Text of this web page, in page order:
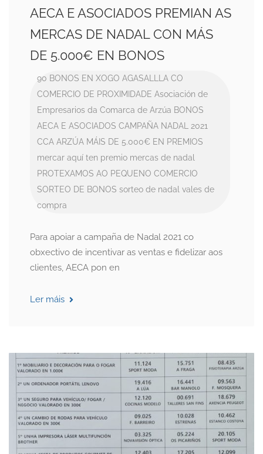
AECA E ASOCIADOS PREMIAN AS
MERCAS DE NADAL CON MÁS
DE 5.000€ EN BONOS
90 BONOS EN XOGO AGASALLLA CO
COMERCIO DE PROXIMIDADE Asociación de
Empresarios da Comarca de Arzúa BONOS
AECA E ASOCIADOS CAMPAÑA NADAL 2021
CCA ARZÚA MÁIS DE 5.000€ EN PREMIOS
mercar aquí ten premio mercas de nadal
PROTEXAMOS AO PEQUENO COMERCIO
SORTEO DE BONOS sorteo de nadal vales de
compra
Para apoiar a campaña de Nadal 2021 co
obxectivo de incentivar as ventas e fidelizar aos
clientes, AECA pon en
Ler máis